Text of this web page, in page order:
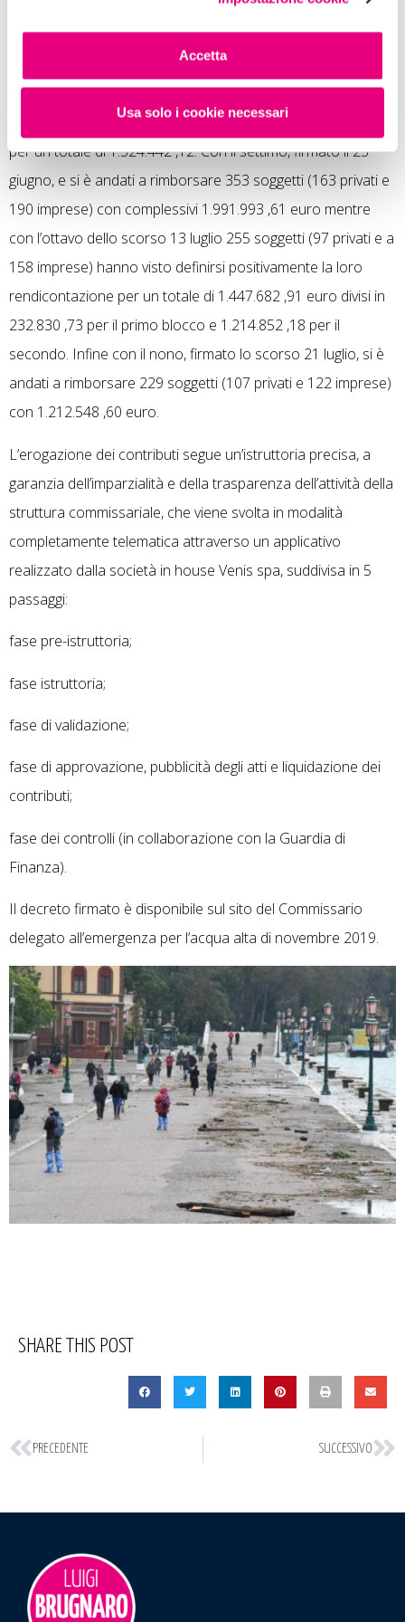
Accetta
Usa solo i cookie necessari
243 soggetti (121 privati e 122 imprese) hanno ricevuto
1.489.349 ,50 euro. Con quello del 3 giugno abbiamo
rimborsato 263 soggetti (138 privati e 125 imprese) per un
totale di 1.398.391 ,46 euro e con quello del 15 giugno
abbiamo rimborsato 265 soggetti (128 privati e 137 imprese)
per un totale di 1.524.442 ,12. Con il settimo, firmato il 25
giugno, e si è andati a rimborsare 353 soggetti (163 privati e
190 imprese) con complessivi 1.991.993 ,61 euro mentre
con l’ottavo dello scorso 13 luglio 255 soggetti (97 privati e a
158 imprese) hanno visto definirsi positivamente la loro
rendicontazione per un totale di 1.447.682 ,91 euro divisi in
232.830 ,73 per il primo blocco e 1.214.852 ,18 per il
secondo. Infine con il nono, firmato lo scorso 21 luglio, si è
andati a rimborsare 229 soggetti (107 privati e 122 imprese)
con 1.212.548 ,60 euro.
L’erogazione dei contributi segue un’istruttoria precisa, a
garanzia dell’imparzialità e della trasparenza dell’attività della
struttura commissariale, che viene svolta in modalità
completamente telematica attraverso un applicativo
realizzato dalla società in house Venis spa, suddivisa in 5
passaggi:
fase pre-istruttoria;
fase istruttoria;
fase di validazione;
fase di approvazione, pubblicità degli atti e liquidazione dei
contributi;
fase dei controlli (in collaborazione con la Guardia di
Finanza).
Il decreto firmato è disponibile sul sito del Commissario
delegato all’emergenza per l’acqua alta di novembre 2019.
SHARE THIS POST
PRECEDENTE SUCCESSIVO